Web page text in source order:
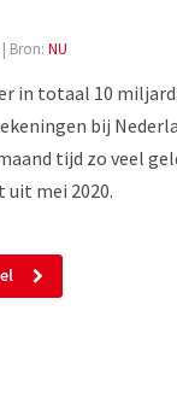
Bron: NU
in totaal 10
bij
tijd zo veel
mei 2020.